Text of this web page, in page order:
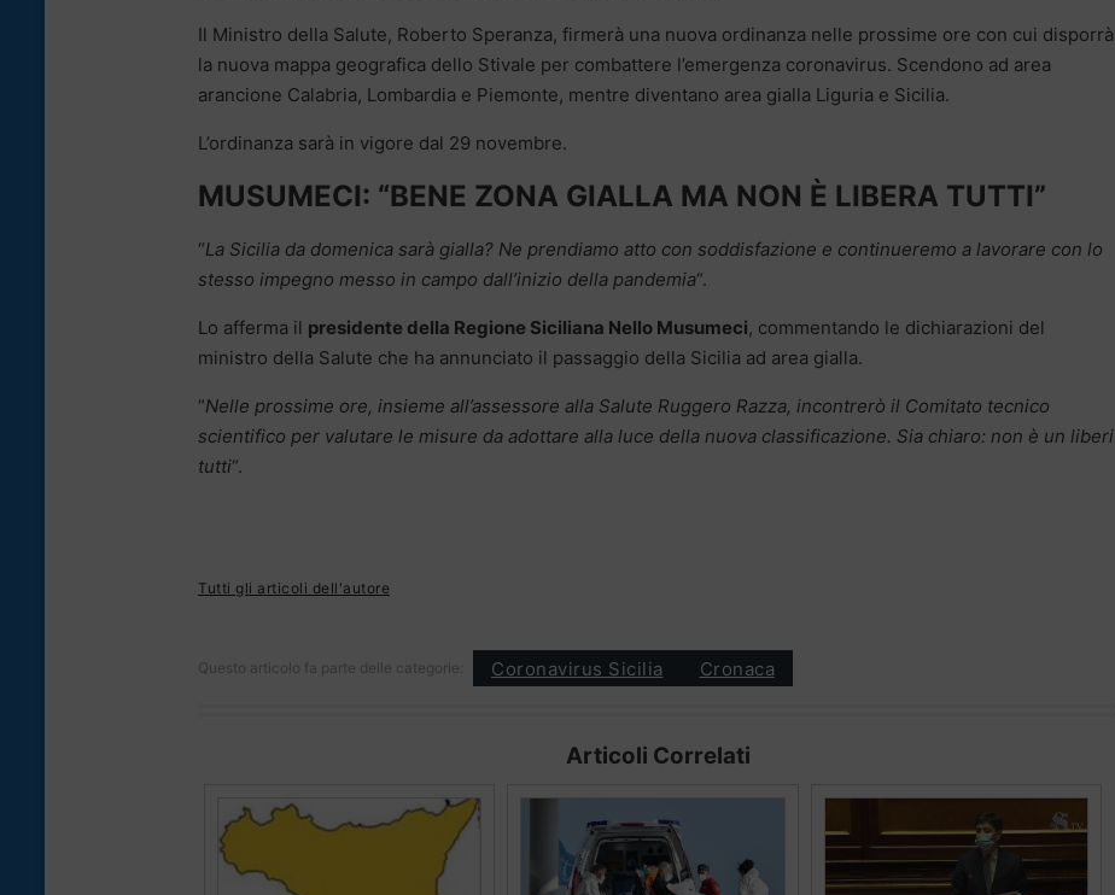
Il Ministro della Salute, Roberto Speranza, firmerà una nuova ordinanza nelle prossime ore con cui disporrà
la nuova mappa geografica dello Stivale per combattere l’emergenza coronavirus. Scendono ad area
arancione Calabria, Lombardia e Piemonte, mentre diventano area gialla Liguria e Sicilia.
L’ordinanza sarà in vigore dal 29 novembre.
MUSUMECI: “BENE ZONA GIALLA MA NON È LIBERA TUTTI”
“La Sicilia da domenica sarà gialla? Ne prendiamo atto con soddisfazione e continueremo a lavorare con lo
stesso impegno messo in campo dall’inizio della pandemia“.
Lo afferma il presidente della Regione Siciliana Nello Musumeci, commentando le dichiarazioni del
ministro della Salute che ha annunciato il passaggio della Sicilia ad area gialla.
“Nelle prossime ore, insieme all’assessore alla Salute Ruggero Razza, incontrerò il Comitato tecnico
scientifico per valutare le misure da adottare alla luce della nuova classificazione. Sia chiaro: non è un liberi
tutti“.
Tutti gli articoli dell'autore
Questo articolo fa parte delle categorie: Coronavirus Sicilia Cronaca
Articoli Correlati